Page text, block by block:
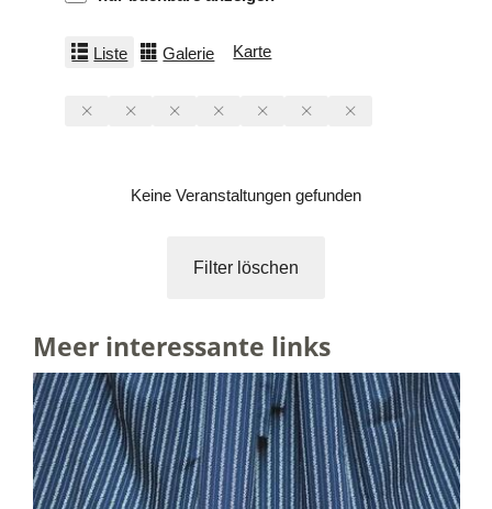
Liste Galerie Karte
Keine Veranstaltungen gefunden
Filter löschen
Meer interessante links